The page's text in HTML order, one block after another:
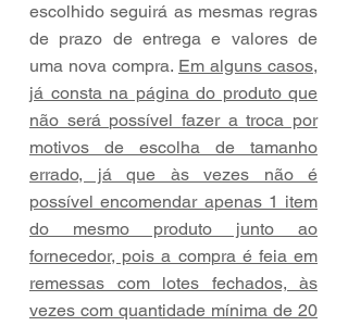
escolhido seguirá as mesmas regras
de prazo de entrega e valores de
uma nova compra. Em alguns casos,
já consta na página do produto que
não será possível fazer a troca por
motivos de escolha de tamanho
errado, já que às vezes não é
possível encomendar apenas 1 item
do mesmo produto junto ao
fornecedor, pois a compra é feia em
remessas com lotes fechados, às
vezes com quantidade mínima de 20